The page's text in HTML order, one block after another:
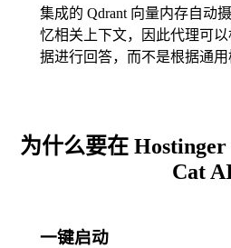
集成的 Qdrant 向量内存自动
忆相关上下文，因此代理可
据进行回答，而不是根据通用
为什么要在
Cat
一键启动